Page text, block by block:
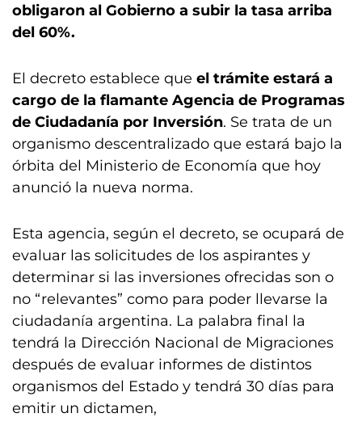
obligaron al Gobierno a subir la tasa arriba
del 60%.
El decreto establece que el trámite estará a
cargo de la flamante Agencia de Programas
de Ciudadanía por Inversión. Se trata de un
organismo descentralizado que estará bajo la
órbita del Ministerio de Economía que hoy
anunció la nueva norma.
Esta agencia, según el decreto, se ocupará de
evaluar las solicitudes de los aspirantes y
determinar si las inversiones ofrecidas son o
no “relevantes” como para poder llevarse la
ciudadanía argentina. La palabra final la
tendrá la Dirección Nacional de Migraciones
después de evaluar informes de distintos
organismos del Estado y tendrá 30 días para
emitir un dictamen,